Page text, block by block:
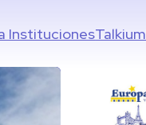
InstitucionesTalkium